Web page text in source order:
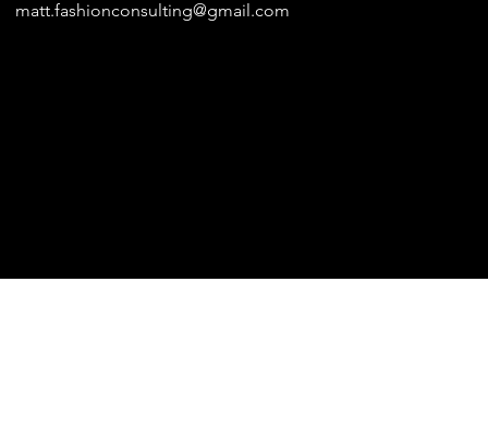
matt.fashionconsulting@gmail.com